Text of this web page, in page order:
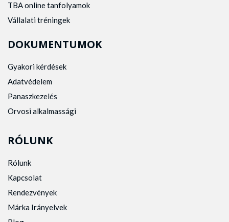
TBA online tanfolyamok
Vállalati tréningek
DOKUMENTUMOK
Gyakori kérdések
Adatvédelem
Panaszkezelés
Orvosi alkalmassági
RÓLUNK
Rólunk
Kapcsolat
Rendezvények
Márka Irányelvek